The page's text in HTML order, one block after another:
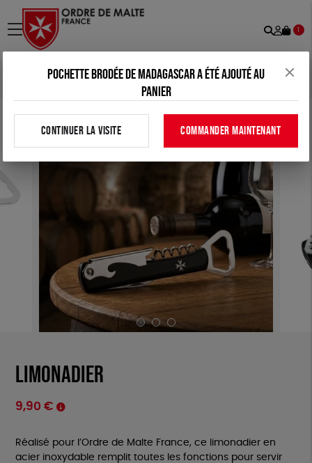
menu
Mon
1
>Tous nos produits>Maison>Limonadier
Limonadier
9,90 €
Réalisé pour l’Ordre de Malte France, ce limonadier en
acier inoxydable remplit toutes les fonctions pour servir
Pochette brodée de Madagascar a été ajouté au
panier
CONTINUER LA VISITE COMMANDER MAINTENANT